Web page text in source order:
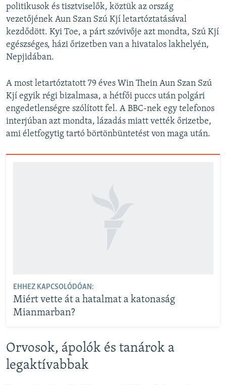
politikusok és tisztviselők, köztük az ország
vezetőjének Aun Szan Szú Kjí letartóztatásával
kezdődött. Kyi Toe, a párt szóvivője azt mondta, Szú Kjí
egészséges, házi őrizetben van a hivatalos lakhelyén,
Nepjidában.
A most letartóztatott 79 éves Win Thein Aun Szan Szú
Kjí egyik régi bizalmasa, a hétfői puccs után polgári
engedetlenségre szólított fel. A BBC-nek egy telefonos
interjúban azt mondta, lázadás miatt vették őrizetbe,
ami életfogytig tartó börtönbüntetést von maga után.
EHHEZ KAPCSOLÓDÓAN:
Miért vette át a hatalmat a katonaság
Mianmarban?
Orvosok, ápolók és tanárok a
legaktívabbak